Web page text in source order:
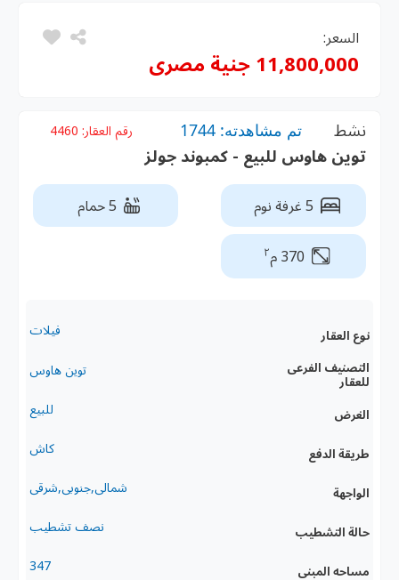
السعر:
11,800,000 جنية مصرى
نشط تم مشاهدته: 1744 رقم العقار: 4460
توين هاوس للبيع - كمبوند جولز
5 غرفة نوم 5 حمام
370 م ٢
نوع العقار فيلات
التصنيف الفرعى
للعقار
توين هاوس
الغرض للبيع
طريقة الدفع كاش
الواجهة شمالى,جنوبى,شرقى
حالة التشطيب نصف تشطيب
مساحه المبنى 347